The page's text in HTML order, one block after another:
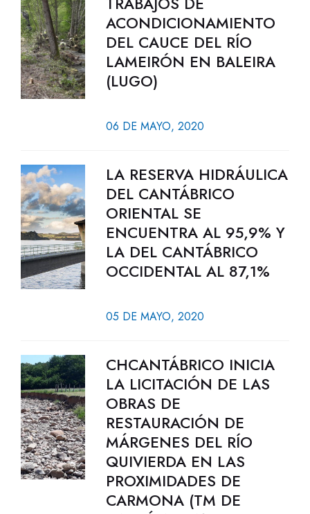
ACONDICIONAMIENTO
DEL CAUCE DEL RÍO
LAMEIRÓN EN BALEIRA
(LUGO)
06 DE MAYO, 2020
LA RESERVA HIDRÁULICA
DEL CANTÁBRICO
ORIENTAL SE
ENCUENTRA AL 95,9% Y
LA DEL CANTÁBRICO
OCCIDENTAL AL 87,1%
05 DE MAYO, 2020
CHCANTÁBRICO INICIA
LA LICITACIÓN DE LAS
OBRAS DE
RESTAURACIÓN DE
MÁRGENES DEL RÍO
QUIVIERDA EN LAS
PROXIMIDADES DE
CARMONA (TM DE